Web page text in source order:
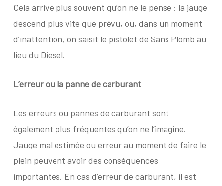
Cela arrive plus souvent qu’on ne le pense : la jauge
descend plus vite que prévu, ou, dans un moment
d’inattention, on saisit le pistolet de Sans Plomb au
lieu du Diesel.
L’erreur ou la panne de carburant
Les erreurs ou pannes de carburant sont
également plus fréquentes qu’on ne l’imagine.
Jauge mal estimée ou erreur au moment de faire le
plein peuvent avoir des conséquences
importantes. En cas d’erreur de carburant, il est